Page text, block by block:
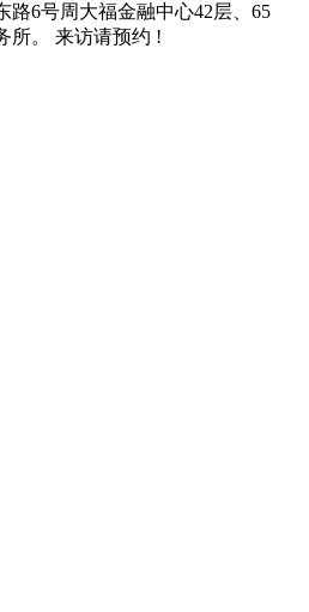
路6号周大福金融中心42层、65
所。 来访请预约 !